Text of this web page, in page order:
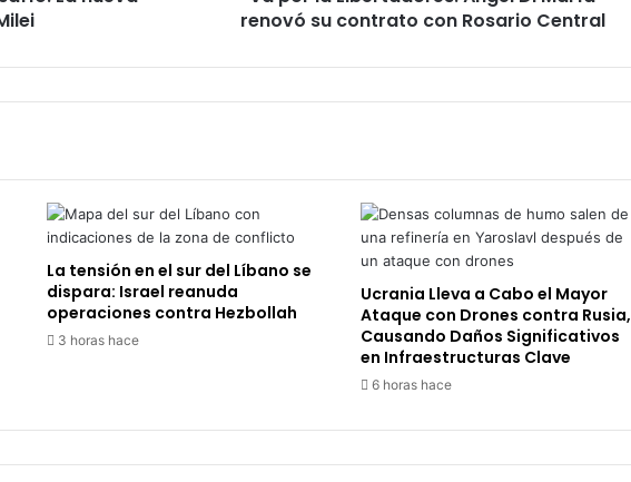
Central
renovó su contrato con Rosario Central
La tensión en el sur del Líbano se
dispara: Israel reanuda
operaciones contra Hezbollah
3 horas hace
Ucrania Lleva a Cabo el Mayor
Ataque con Drones contra Rusia,
Causando Daños Significativos
en Infraestructuras Clave
6 horas hace